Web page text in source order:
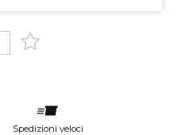
Spedizioni veloci